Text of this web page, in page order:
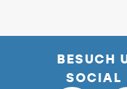
BESUCH
SOCIAL